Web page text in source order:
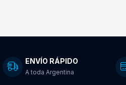
ENVÍO RÁPIDO
A toda Argentina